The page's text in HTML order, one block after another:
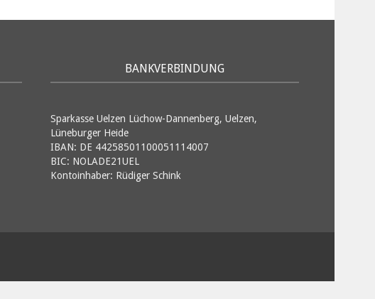
BANKVERBINDUNG
Sparkasse Uelzen Lüchow-Dannenberg, Uelzen,
Lüneburger Heide
IBAN: DE 44258501100051114007
BIC: NOLADE21UEL
Kontoinhaber: Rüdiger Schink